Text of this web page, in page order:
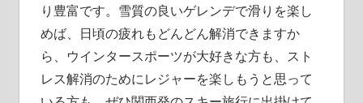
り豊富です。雪質の良いゲレンデで滑りを楽し
めば、日頃の疲れもどんどん解消できますか
ら、ウインタースポーツが大好きな方も、スト
レス解消のためにレジャーを楽しもうと思って